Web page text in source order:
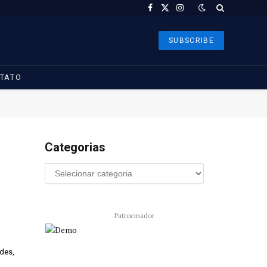
Facebook
X
Instagram
SUBSCRIBE
Categorias
Patrocinador